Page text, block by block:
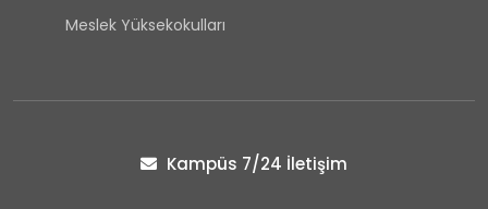
Meslek Yüksekokulları
Kampüs 7/24 İletişim